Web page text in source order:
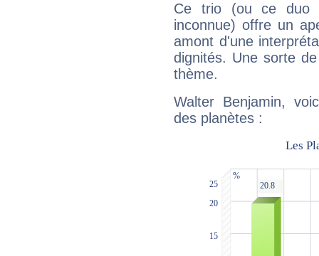
Ce trio (ou ce duo
inconnue) offre un
amont d'une
dignités. Une sorte
thème.
Walter Benjamin,
des planètes :